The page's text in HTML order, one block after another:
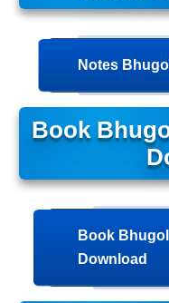
Notes
Book
Book
Download